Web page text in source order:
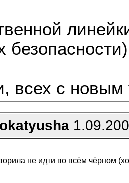
всех с
не идти во всём чёрном